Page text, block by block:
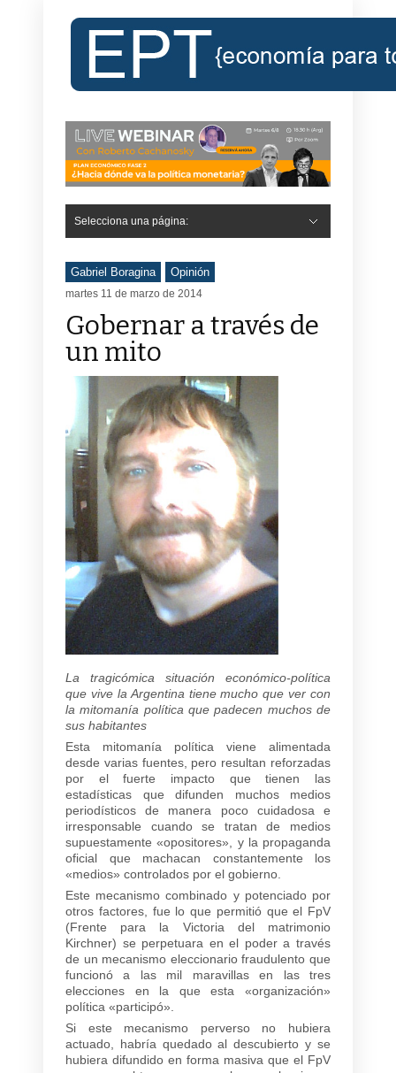
Selecciona una página:
Gabriel Boragina Opinión
martes 11 de marzo de 2014
Gobernar a través de
un mito
La tragicómica situación económico-política
que vive la Argentina tiene mucho que ver con
la mitomanía política que padecen muchos de
sus habitantes
Esta mitomanía política viene alimentada
desde varias fuentes, pero resultan reforzadas
por el fuerte impacto que tienen las
estadísticas que difunden muchos medios
periodísticos de manera poco cuidadosa e
irresponsable cuando se tratan de medios
supuestamente «opositores», y la propaganda
oficial que machacan constantemente los
«medios» controlados por el gobierno.
Este mecanismo combinado y potenciado por
otros factores, fue lo que permitió que el FpV
(Frente para la Victoria del matrimonio
Kirchner) se perpetuara en el poder a través
de un mecanismo eleccionario fraudulento que
funcionó a las mil maravillas en las tres
elecciones en la que esta «organización»
política «participó».
Si este mecanismo perverso no hubiera
actuado, habría quedado al descubierto y se
hubiera difundido en forma masiva que el FpV